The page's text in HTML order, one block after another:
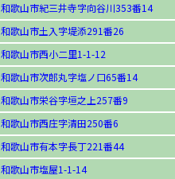
和歌山市紀三井寺字向谷川353番14
和歌山市土入字堤添291番26
和歌山市西小二里1-1-12
和歌山市次郎丸字塩ノ口65番14
和歌山市栄谷字垣之上257番9
和歌山市西庄字清田250番6
和歌山市有本字長丁221番44
和歌山市塩屋1-1-14